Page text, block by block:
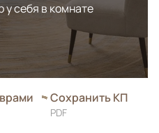
у себя в комнате
Сохранить КП
PDF